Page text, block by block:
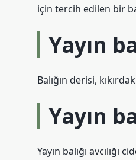
için tercih edilen bir
Yayın
Balığın derisi,
Yayın
Yayın balığı